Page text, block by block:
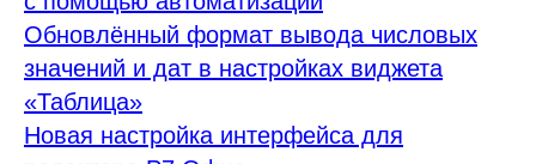
Обновлённый формат вывода числовых
значений и дат в настройках виджета
«Таблица»
Новая настройка интерфейса для